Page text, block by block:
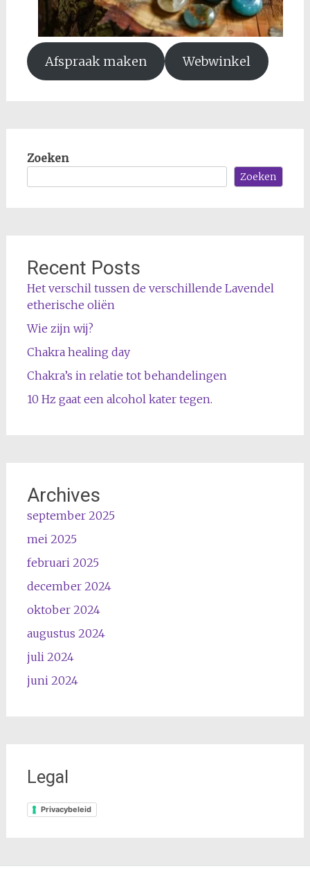
Afspraak maken Webwinkel
Zoeken
Zoeken
Recent Posts
Het verschil tussen de verschillende Lavendel
etherische oliën
Wie zijn wij?
Chakra healing day
Chakra’s in relatie tot behandelingen
10 Hz gaat een alcohol kater tegen.
Archives
september 2025
mei 2025
februari 2025
december 2024
oktober 2024
augustus 2024
juli 2024
juni 2024
Legal
Privacybeleid